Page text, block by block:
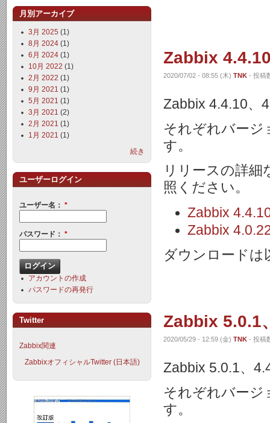
Zabbix
2020/07/02 - 08:55 (木) TNK - 投稿
Zabbix 4.4.10、
それぞれバージ
す。
リリースの詳
照ください。
Zabbix
Zabbix
ダウンロードは
Zabbix 5.0.1
2020/05/29 - 12:59 (金) TNK - 投稿
Zabbix 5.0.1、
それぞれバージ
す。
月別アーカイブ
3月 2025 (1)
8月 2024 (1)
6月 2024 (1)
10月 2022 (1)
2月 2022 (1)
9月 2021 (1)
5月 2021 (1)
3月 2021 (2)
2月 2021 (1)
1月 2021 (1)
続き
ユーザーログイン
ユーザー名： *
パスワード： *
アカウントの作成
パスワードの再発行
Twitter
Zabbix関連
ZabbixオフィシャルTwitter (日本語)